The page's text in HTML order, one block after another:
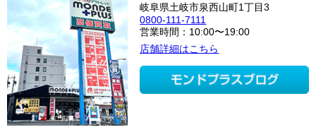
岐阜県土岐市泉西山町1丁目3
0800-111-7111
営業時間：10:00〜19:00
店舗詳細はこちら